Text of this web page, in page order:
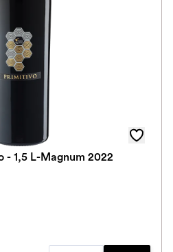
- 1,5 L-Magnum 2022